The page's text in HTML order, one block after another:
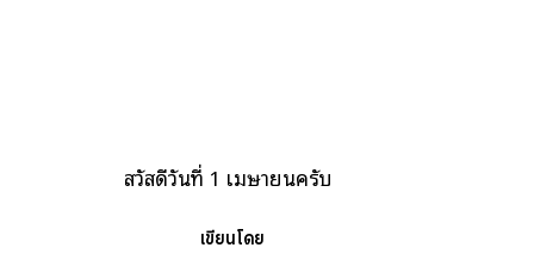
สวัสดีวันที่ 1 เมษายนครับ
เขียนโดย